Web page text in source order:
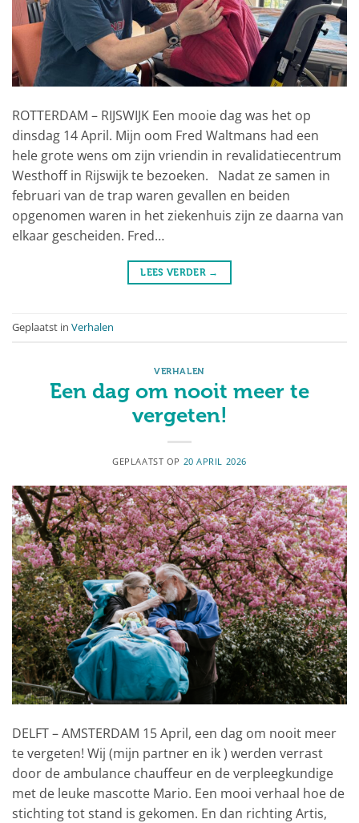
ROTTERDAM – RIJSWIJK Een mooie dag was het op
dinsdag 14 April. Mijn oom Fred Waltmans had een
hele grote wens om zijn vriendin in revalidatiecentrum
Westhoff in Rijswijk te bezoeken. Nadat ze samen in
februari van de trap waren gevallen en beiden
opgenomen waren in het ziekenhuis zijn ze daarna van
elkaar gescheiden. Fred…
LEES VERDER →
Geplaatst in Verhalen
VERHALEN
Een dag om nooit meer te
vergeten!
GEPLAATST OP 20 APRIL 2026
DELFT – AMSTERDAM 15 April, een dag om nooit meer
te vergeten! Wij (mijn partner en ik ) werden verrast
door de ambulance chauffeur en de verpleegkundige
met de leuke mascotte Mario. Een mooi verhaal hoe de
stichting tot stand is gekomen. En dan richting Artis,